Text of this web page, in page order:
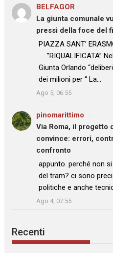
BELFAGOR
La giunta comunale
pressi della foce del
: “PIAZZA SANT’
……”RIQUALIFICATA”
Giunta Orlando
dei milioni per “ La…
”
Ago 5, 06:55
pinomarittimo
Via Roma, il progetto
convince: errori,
confronto
: “
appunto. perché non
del tram? ci sono
politiche e anche
”
Ago 4, 07:55
Recenti